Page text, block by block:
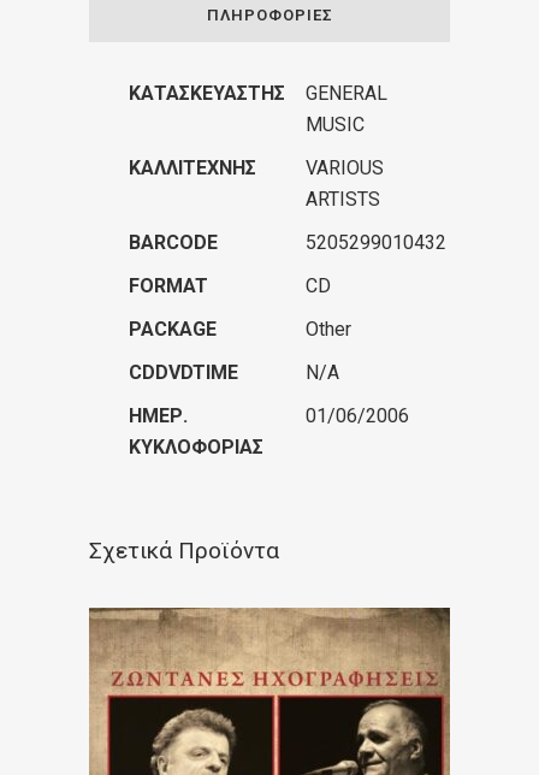
ΠΛΗΡΟΦΟΡΊΕΣ
ΚΑΤΑΣΚΕΥΑΣΤΉΣ
GENERAL
MUSIC
ΚΑΛΛΙΤΈΧΝΗΣ
VARIOUS
ARTISTS
BARCODE
5205299010432
FORMAT
CD
PACKAGE
Other
CDDVDTIME
N/A
ΗΜΕΡ.
ΚΥΚΛΟΦΟΡΊΑΣ
01/06/2006
Σχετικά Προϊόντα